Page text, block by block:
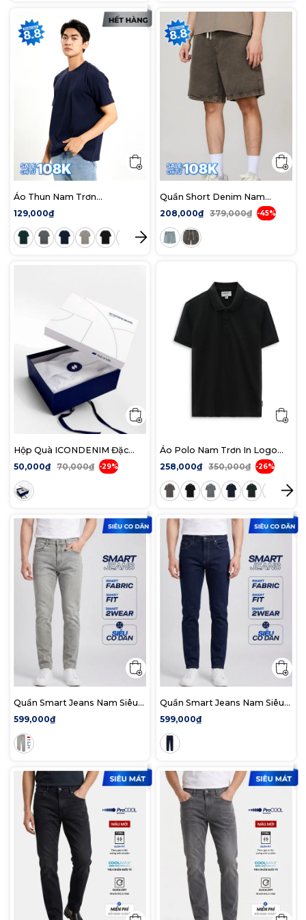
Áo Thun Nam Trơn
ICONDENIM Form Regular
129,000₫
Quần Short Denim Nam
Bermuda Light-blue Form
208,000₫ 379,000₫ -45%
Hộp Quà ICONDENIM Đặc
biệt
50,000₫ 70,000₫ -29%
Áo Polo Nam Trơn In Logo
ICONDENIM Form Regular
258,000₫ 350,000₫ -26%
Quần Smart Jeans Nam Siêu
Co Dãn Xám Trơn Form Smart
599,000₫
Quần Smart Jeans Nam Siêu
Co Dãn Deep Rinse Indigo
599,000₫